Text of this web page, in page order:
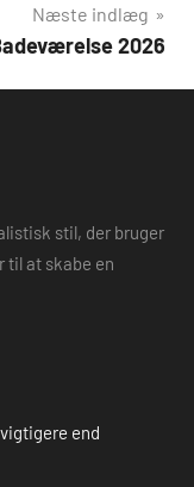
Næste indlæg
2026
stil, der bruger
til at skabe en
end